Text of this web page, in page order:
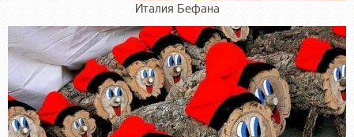
Италия Бефана